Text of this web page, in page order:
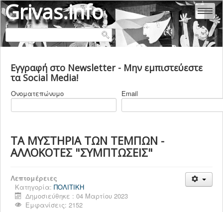
Grivas.info
ΜΑΡΊΑ - ΜΥΡΤΏ ΓΡΊΒΑ
ΒΙΟΓΡΑΦΙΚΑ
COVID 19
ΙΑΤΡΙΚΗ & ΥΓΕΙΑ
ΠΟΛΙΤΙΚΗ ΕΛΛΑΔΑ
ΠΟΛΙΤΙΚΗ ΚΟΣΜΟΣ
Εγγραφή στο Newsletter - Μην εμπιστεύεστε
τα Social Media!
Ονοματεπώνυμο Email
ΤΑ ΜΥΣΤΗΡΙΑ ΤΩΝ ΤΕΜΠΩΝ -
ΑΛΛΟΚΟΤΕΣ "ΣΥΜΠΤΩΣΕΙΣ"
Λεπτομέρειες
Κατηγορία: ΠΟΛΙΤΙΚΗ
Δημοσιεύθηκε : 04 Μαρτίου 2023
Εμφανίσεις: 2152